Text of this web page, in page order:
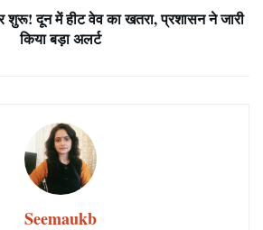
शुरू! दून में हीट वेव का खतरा, प्रशासन ने जारी
किया बड़ा अलर्ट
Seemaukb